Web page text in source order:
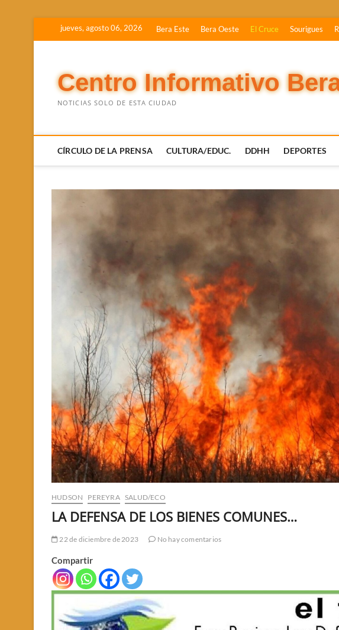
jueves, agosto 06, 2026 Bera Este Bera Oeste El Cruce Sourigues
Centro Informativo
NOTICIAS SOLO DE ESTA CIUDAD
CÍRCULO DE LA PRENSA CULTURA/EDUC. DDHH DEPORTES
HUDSON PEREYRA SALUD/ECO
LA DEFENSA DE LOS BIENES COMUNES…
22 de diciembre de 2023 No hay comentarios
Compartir